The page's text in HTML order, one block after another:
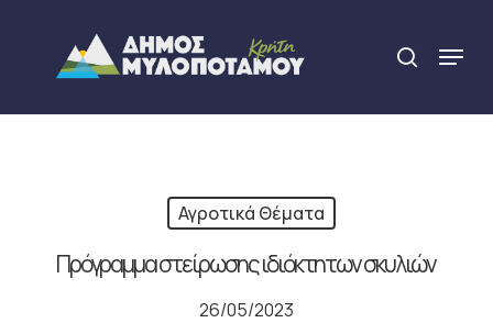
content
search
Menu
Αγροτικά Θέματα
Πρόγραμμα στείρωσης ιδιόκτητων σκυλιών
26/05/2023
Close